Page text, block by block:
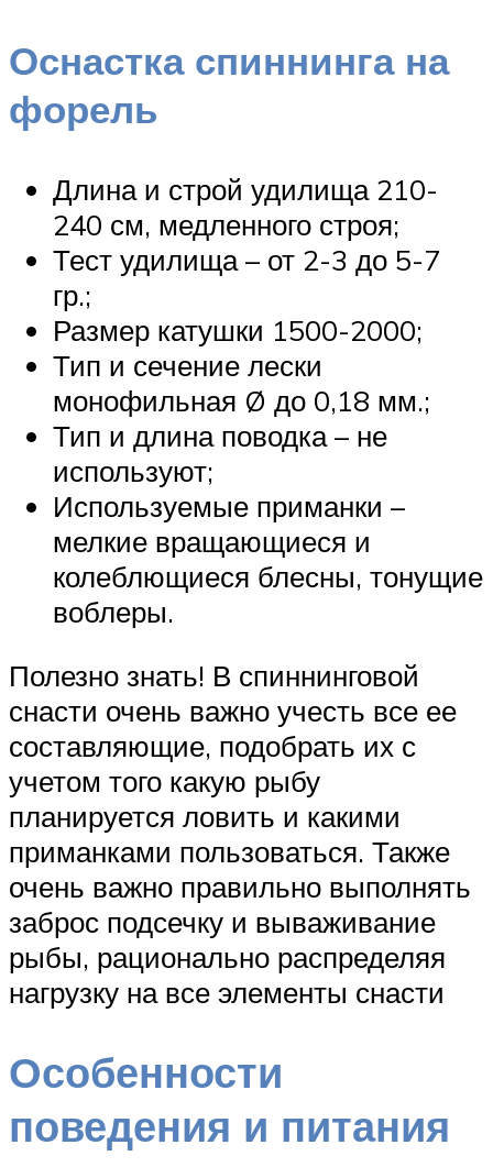
Оснастка спиннинга на
форель
Длина и строй удилища 210-
240 см, медленного строя;
Тест удилища – от 2-3 до 5-7
гр.;
Размер катушки 1500-2000;
Тип и сечение лески
монофильная Ø до 0,18 мм.;
Тип и длина поводка – не
используют;
Используемые приманки –
мелкие вращающиеся и
колеблющиеся блесны, тонущие
воблеры.
Полезно знать! В спиннинговой
снасти очень важно учесть все ее
составляющие, подобрать их с
учетом того какую рыбу
планируется ловить и какими
приманками пользоваться. Также
очень важно правильно выполнять
заброс подсечку и вываживание
рыбы, рационально распределяя
нагрузку на все элементы снасти
Особенности
поведения и питания